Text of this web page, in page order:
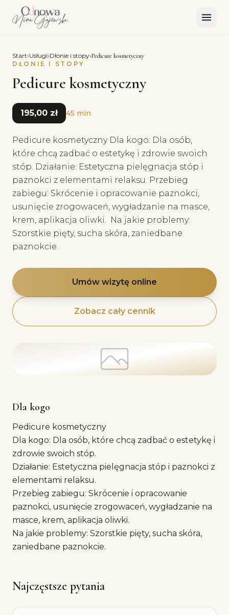
Start›Usługi›Dłonie i stopy›Pedicure kosmetyczny
DŁONIE I STOPY
Pedicure kosmetyczny
195,00 zł 45 min
Pedicure kosmetyczny Dla kogo: Dla osób,
które chcą zadbać o estetykę i zdrowie swoich
stóp. Działanie: Estetyczna pielęgnacja stóp i
paznokci z elementami relaksu. Przebieg
zabiegu: Skrócenie i opracowanie paznokci,
usunięcie zrogowaceń, wygładzanie na masce,
krem, aplikacja oliwki. Na jakie problemy:
Szorstkie pięty, sucha skóra, zaniedbane
paznokcie.
Umów wizytę online
Zobacz cały cennik
Dla kogo
Pedicure kosmetyczny
Dla kogo: Dla osób, które chcą zadbać o estetykę i
zdrowie swoich stóp.
Działanie: Estetyczna pielęgnacja stóp i paznokci z
elementami relaksu.
Przebieg zabiegu: Skrócenie i opracowanie
paznokci, usunięcie zrogowaceń, wygładzanie na
masce, krem, aplikacja oliwki.
Na jakie problemy: Szorstkie pięty, sucha skóra,
zaniedbane paznokcie.
Najczęstsze pytania